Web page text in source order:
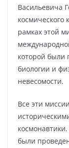
Васильевича
космического
рамках этой
которой были
биологии и
невесомости.
Все эти
были